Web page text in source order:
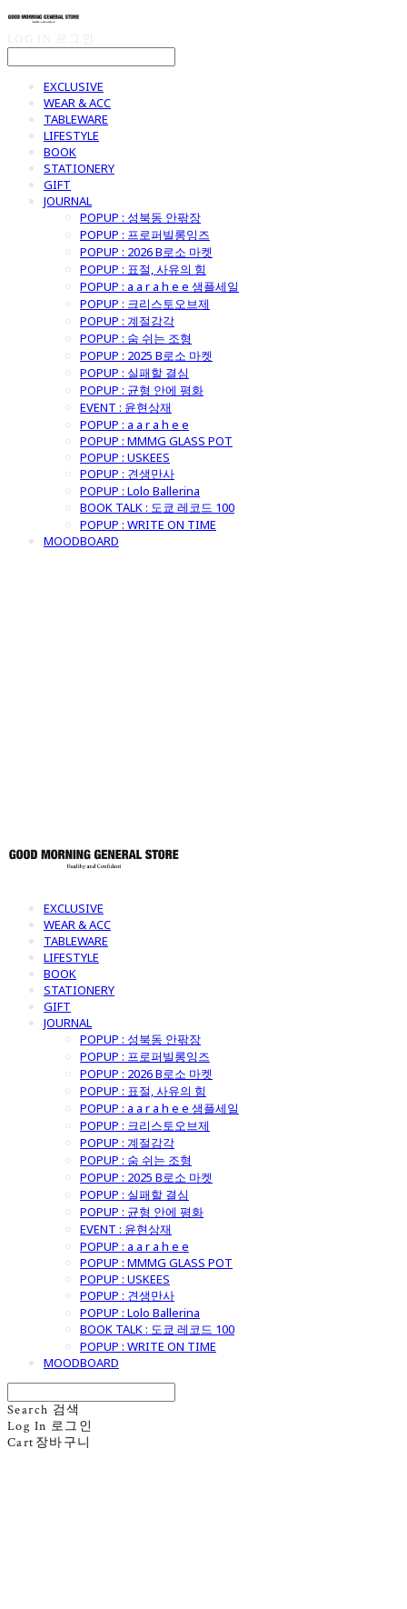
EXCLUSIVE
WEAR & ACC
TABLEWARE
LIFESTYLE
BOOK
STATIONERY
GIFT
JOURNAL
POPUP : 성북동 안팎장
POPUP : 프로퍼빌롱잉즈
POPUP : 2026 B로소 마켓
POPUP : 표절, 사유의 힘
POPUP : a a r a h e e 샘플세일
POPUP : 크리스토오브제
POPUP : 계절감각
POPUP : 숨 쉬는 조형
POPUP : 2025 B로소 마켓
POPUP : 실패할 결심
POPUP : 균형 안에 평화
EVENT : 윤현상재
POPUP : a a r a h e e
POPUP : MMMG GLASS POT
POPUP : USKEES
POPUP : 견생만사
POPUP : Lolo Ballerina
BOOK TALK : 도쿄 레코드 100
POPUP : WRITE ON TIME
MOODBOARD
EXCLUSIVE
WEAR & ACC
TABLEWARE
LIFESTYLE
BOOK
STATIONERY
GIFT
JOURNAL
POPUP : 성북동 안팎장
POPUP : 프로퍼빌롱잉즈
POPUP : 2026 B로소 마켓
POPUP : 표절, 사유의 힘
POPUP : a a r a h e e 샘플세일
POPUP : 크리스토오브제
POPUP : 계절감각
POPUP : 숨 쉬는 조형
POPUP : 2025 B로소 마켓
POPUP : 실패할 결심
POPUP : 균형 안에 평화
EVENT : 윤현상재
POPUP : a a r a h e e
POPUP : MMMG GLASS POT
POPUP : USKEES
POPUP : 견생만사
POPUP : Lolo Ballerina
BOOK TALK : 도쿄 레코드 100
POPUP : WRITE ON TIME
MOODBOARD
Search 검색
Log In 로그인
Cart 장바구니